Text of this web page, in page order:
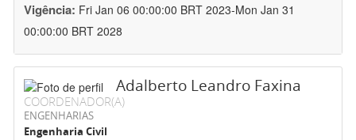
Vigência: Fri Jan 06 00:00:00 BRT 2023-Mon Jan 31
00:00:00 BRT 2028
Adalberto Leandro Faxina
COORDENADOR(A)
ENGENHARIAS
Engenharia Civil